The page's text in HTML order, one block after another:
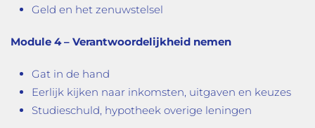
Geld en het zenuwstelsel
Module 4 – Verantwoordelijkheid nemen
Gat in de hand
Eerlijk kijken naar inkomsten, uitgaven en keuzes
Studieschuld, hypotheek overige leningen